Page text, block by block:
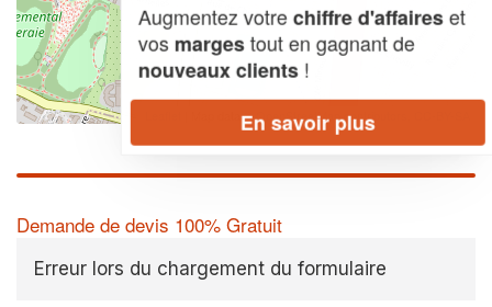
| Map data ©OpenStreetMap contributors,
Demande de devis 100% Gratuit
Erreur lors du chargement du formulaire
Augmentez votrechiffre d'affaireset
vosmargestout en gagnant de
nouveaux clients!
En savoir plus